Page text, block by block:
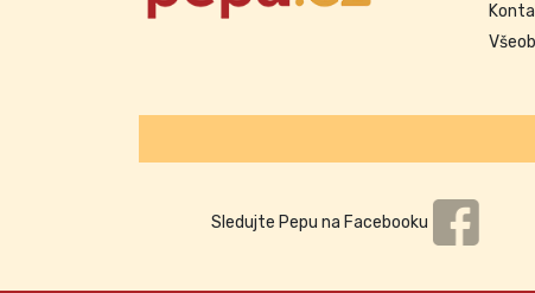
Sledujte Pepu na Facebooku